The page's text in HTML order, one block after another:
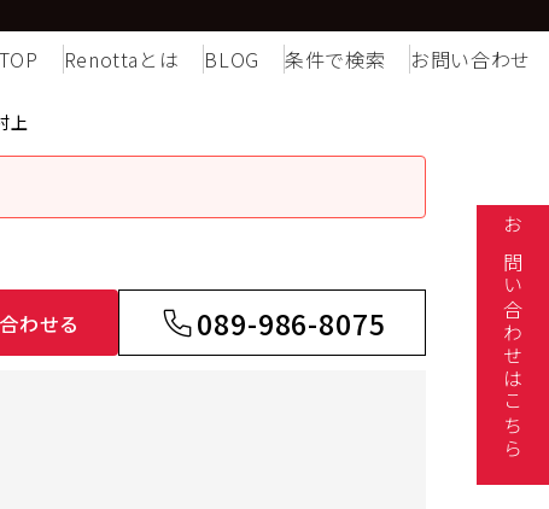
TOP Renottaとは BLOG 条件で検索 お問い合わせ
上
わせる 089-986-8075 お問い合わせはこちら